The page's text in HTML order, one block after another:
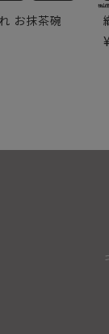
お抹茶碗
¥
桂山